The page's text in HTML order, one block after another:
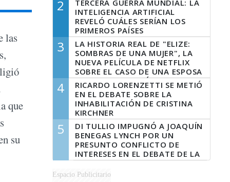
las
que
su
2
TERCERA GUERRA MUNDIAL: LA
INTELIGENCIA ARTIFICIAL
REVELÓ CUÁLES SERÍAN LOS
PRIMEROS PAÍSES
LATINOAMERICANOS EN SER
DERROTADOS
3
LA HISTORIA REAL DE "ELIZE:
SOMBRAS DE UNA MUJER", LA
NUEVA PELÍCULA DE NETFLIX
SOBRE EL CASO DE UNA ESPOSA
QUE DESCUARTIZÓ A SU
MARIDO
4
RICARDO LORENZETTI SE METIÓ
EN EL DEBATE SOBRE LA
INHABILITACIÓN DE CRISTINA
KIRCHNER
5
DI TULLIO IMPUGNÓ A JOAQUÍN
BENEGAS LYNCH POR UN
PRESUNTO CONFLICTO DE
INTERESES EN EL DEBATE DE LA
LEY DE TIERRAS
Espacio Publicitario